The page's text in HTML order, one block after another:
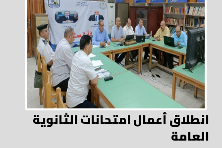
انطلاق أعمال امتحانات الثانوية
العامة